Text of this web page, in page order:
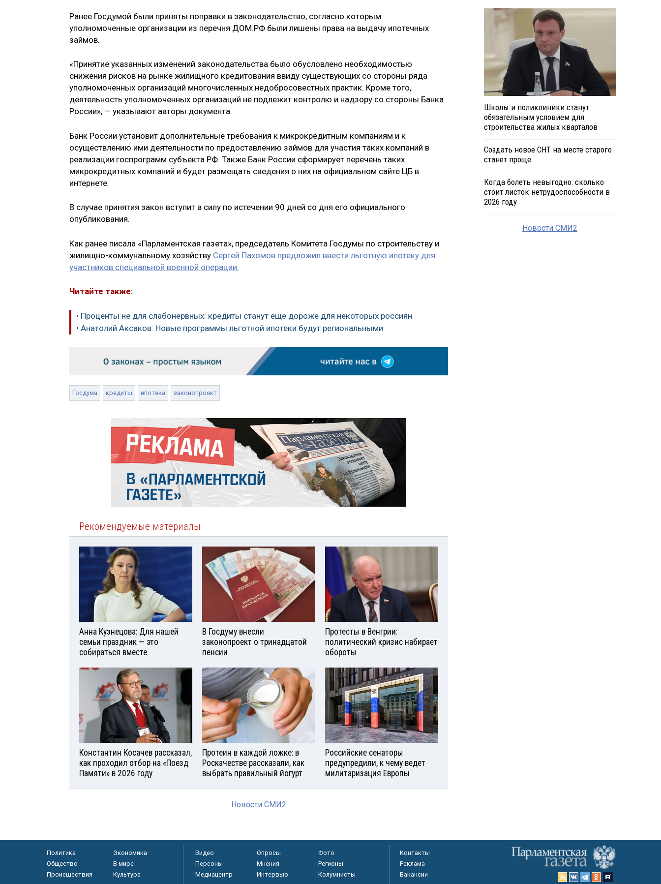
Ранее Госдумой были приняты поправки в законодательство, согласно которым
уполномоченные организации из перечня ДОМ.РФ были лишены права на выдачу ипотечных
займов.
«Принятие указанных изменений законодательства было обусловлено необходимостью
снижения рисков на рынке жилищного кредитования ввиду существующих со стороны ряда
уполномоченных организаций многочисленных недобросовестных практик. Кроме того,
деятельность уполномоченных организаций не подлежит контролю и надзору со стороны Банка
России», — указывают авторы документа.
Банк России установит дополнительные требования к микрокредитным компаниям и к
осуществлению ими деятельности по предоставлению займов для участия таких компаний в
реализации госпрограмм субъекта РФ. Также Банк России сформирует перечень таких
микрокредитных компаний и будет размещать сведения о них на официальном сайте ЦБ в
интернете.
В случае принятия закон вступит в силу по истечении 90 дней со дня его официального
опубликования.
Как ранее писала «Парламентская газета», председатель Комитета Госдумы по строительству и
жилищно-коммунальному хозяйству Сергей Пахомов предложил ввести льготную ипотеку для
участников специальной военной операции.
Читайте также:
• Проценты не для слабонервных: кредиты станут еще дороже для некоторых россиян
• Анатолий Аксаков: Новые программы льготной ипотеки будут региональными
Госдума кредиты ипотека законопроект
Рекомендуемые материалы
Анна Кузнецова: Для нашей
семьи праздник — это
собираться вместе
В Госдуму внесли
законопроект о тринадцатой
пенсии
Протесты в Венгрии:
политический кризис набирает
обороты
Константин Косачев рассказал,
как проходил отбор на «Поезд
Памяти» в 2026 году
Протеин в каждой ложке: в
Роскачестве рассказали, как
выбрать правильный йогурт
Российские сенаторы
предупредили, к чему ведет
милитаризация Европы
Новости СМИ2
Школы и поликлиники станут
обязательным условием для
строительства жилых кварталов
Создать новое СНТ на месте старого
станет проще
Когда болеть невыгодно: сколько
стоит листок нетрудоспособности в
2026 году
Новости СМИ2
Политика
Экономика
Общество
В мире
Происшествия
Культура
Видео Опросы
Фото
Персоны
Мнения
Регионы
Медиацентр
Интервью Колумнисты
Контакты
Реклама
Вакансии